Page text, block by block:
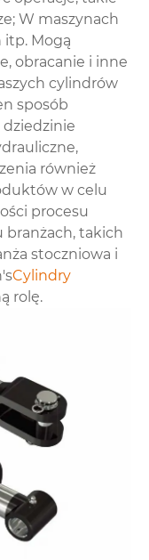
W maszynach
itp. Mogą
obracanie i inne
cylindrów
sposób
również
w celu
procesu
takich
stoczniowa i
Cylindry
rolę.